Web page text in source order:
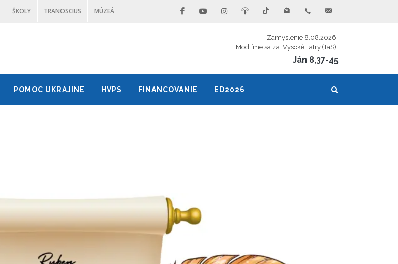
ŠKOLY TRANOSCIUS MÚZEÁ
Zamyslenie 8.08.2026
Modlíme sa za: Vysoké Tatry (TaS)
Ján 8,37-45
POMOC UKRAJINE HVPS FINANCOVANIE ED2026